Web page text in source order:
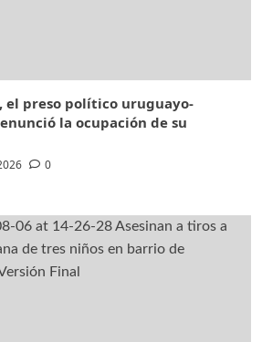
el preso político uruguayo-
la ocupación de su
0